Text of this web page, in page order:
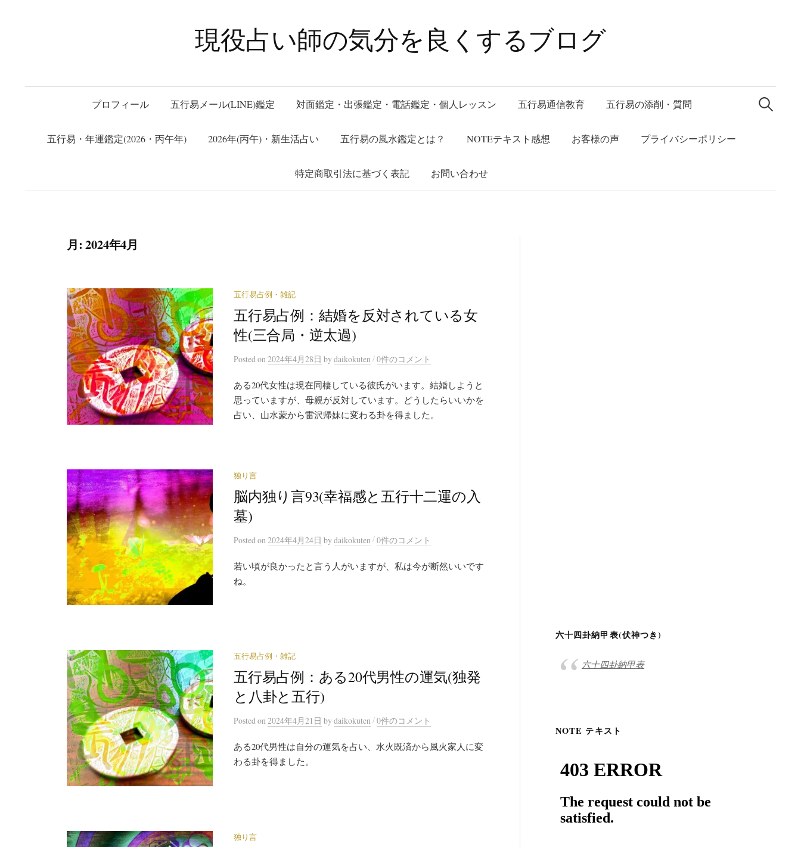
へ
現役占い師の気分を良くするブログ
プロフィール 五行易メール(LINE)鑑定 対面鑑定・出張鑑定・電話鑑定・個人レッスン 五行易通信教育 五行易の添削・質問
五行易・年運鑑定(2026・丙午年) 2026年(丙午)・新生活占い 五行易の風水鑑定とは？ NOTEテキスト感想 お客様の声 プライバシーポリシー
特定商取引法に基づく表記 お問い合わせ
検
索:
月:2024年4月
五行易占例・雑記
五行易占例：結婚を反対されている女
性(三合局・逆太過)
Postedon 2024年4月28日 by daikokuten /0件のコメント
ある20代女性は現在同棲している彼氏がいます。結婚しようと
思っていますが、母親が反対しています。どうしたらいいかを
占い、山水蒙から雷沢帰妹に変わる卦を得ました。
独り言
脳内独り言93(幸福感と五行十二運の入
墓)
Posted on 2024年4月24日 by daikokuten /0件のコメント
若い頃が良かったと言う人がいますが、私は今が断然いいです
ね。
五行易占例・雑記
五行易占例：ある20代男性の運気(独発
と八卦と五行)
Postedon 2024年4月21日 by daikokuten /0件のコメント
ある20代男性は自分の運気を占い、水火既済から風火家人に変
わる卦を得ました。
独り言
六十四卦納甲表(伏神つき)
六十四卦納甲表
NOTE テキスト